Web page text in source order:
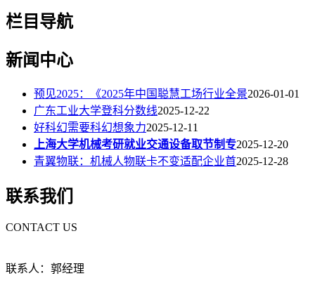
栏目导航
新闻中心
预见2025：《2025年中国聪慧工场行业全景2026-01-01
广东工业大学登科分数线2025-12-22
好科幻需要科幻想象力2025-12-11
上海大学机械考研就业交通设备取节制专2025-12-20
青翼物联：机械人物联卡不变适配企业首2025-12-28
联系我们
CONTACT US
联系人：郭经理